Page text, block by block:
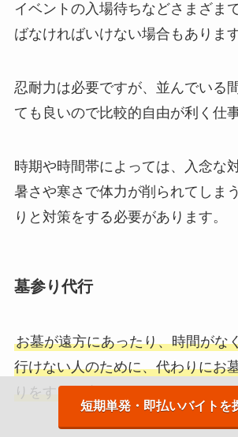
イベントの入場待ちなどさまざま
ばなければいけない場合もあります
忍耐力は必要ですが、並んでいる
ても良いので比較的自由が利く仕事
時期や時間帯によっては、入念な
暑さや寒さで体力が削られてしま
りと対策をする必要があります。
墓参り代行
お墓が遠方にあったり、時間がな
行けない人のために、代わりにお
りをする仕事
短期単発・即払いバイトを